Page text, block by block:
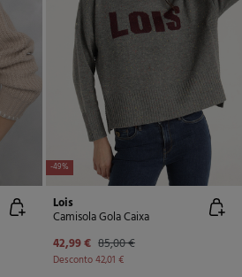
-49%
Lois
Camisola Gola Caixa
42,99 € 85,00 €
Desconto42,01 €